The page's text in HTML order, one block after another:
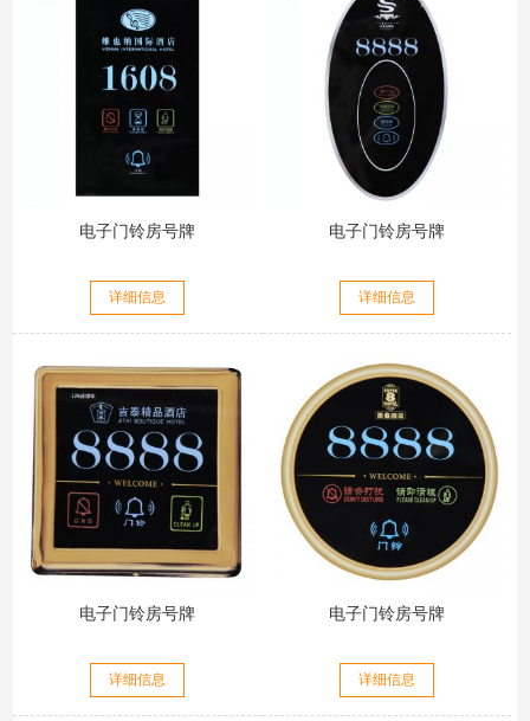
电子门铃房号牌
详细信息
电子门铃房号牌
详细信息
电子门铃房号牌
详细信息
电子门铃房号牌
详细信息